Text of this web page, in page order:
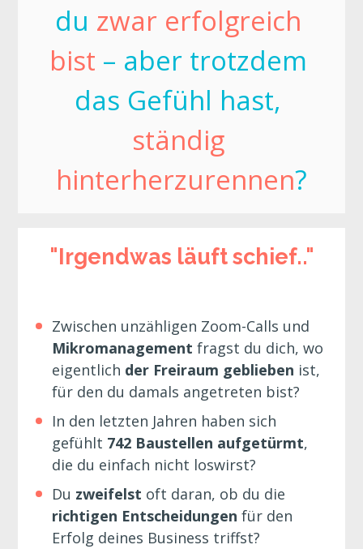
du zwar erfolgreich
bist – aber trotzdem
ständig
hinterherzurennen?
"Irgendwas läuft schief.."
Mikromanagement fragst du dich, wo
eigentlich der Freiraum geblieben ist,
für den du damals angetreten bist?
In den letzten Jahren haben sich
gefühlt 742 Baustellen aufgetürmt,
die du einfach nicht loswirst?
Du zweifelst
richtigen Entscheidungen für den
Erfolg deines Business triffst?